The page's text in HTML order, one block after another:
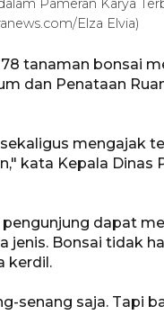
Pameran Karya
Elza Elvia)
tanaman bonsai
dan Penataan
mengajak
kata Kepala Dinas
dapat
jenis. Bonsai tidak
kerdil.
senang saja. Tapi